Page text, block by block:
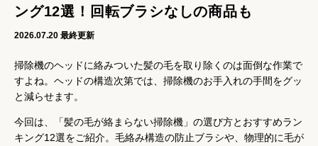
ング12選！回転ブラシなしの商品も
2026.07.20 最終更新
掃除機のヘッドに絡みついた髪の毛を取り除くのは面倒な作業で
すよね。ヘッドの構造次第では、掃除機のお手入れの手間をグッ
と減らせます。
今回は、「髪の毛が絡まらない掃除機」の選び方とおすすめラン
キング12選をご紹介。毛絡み構造の防止ブラシや、物理的に毛が